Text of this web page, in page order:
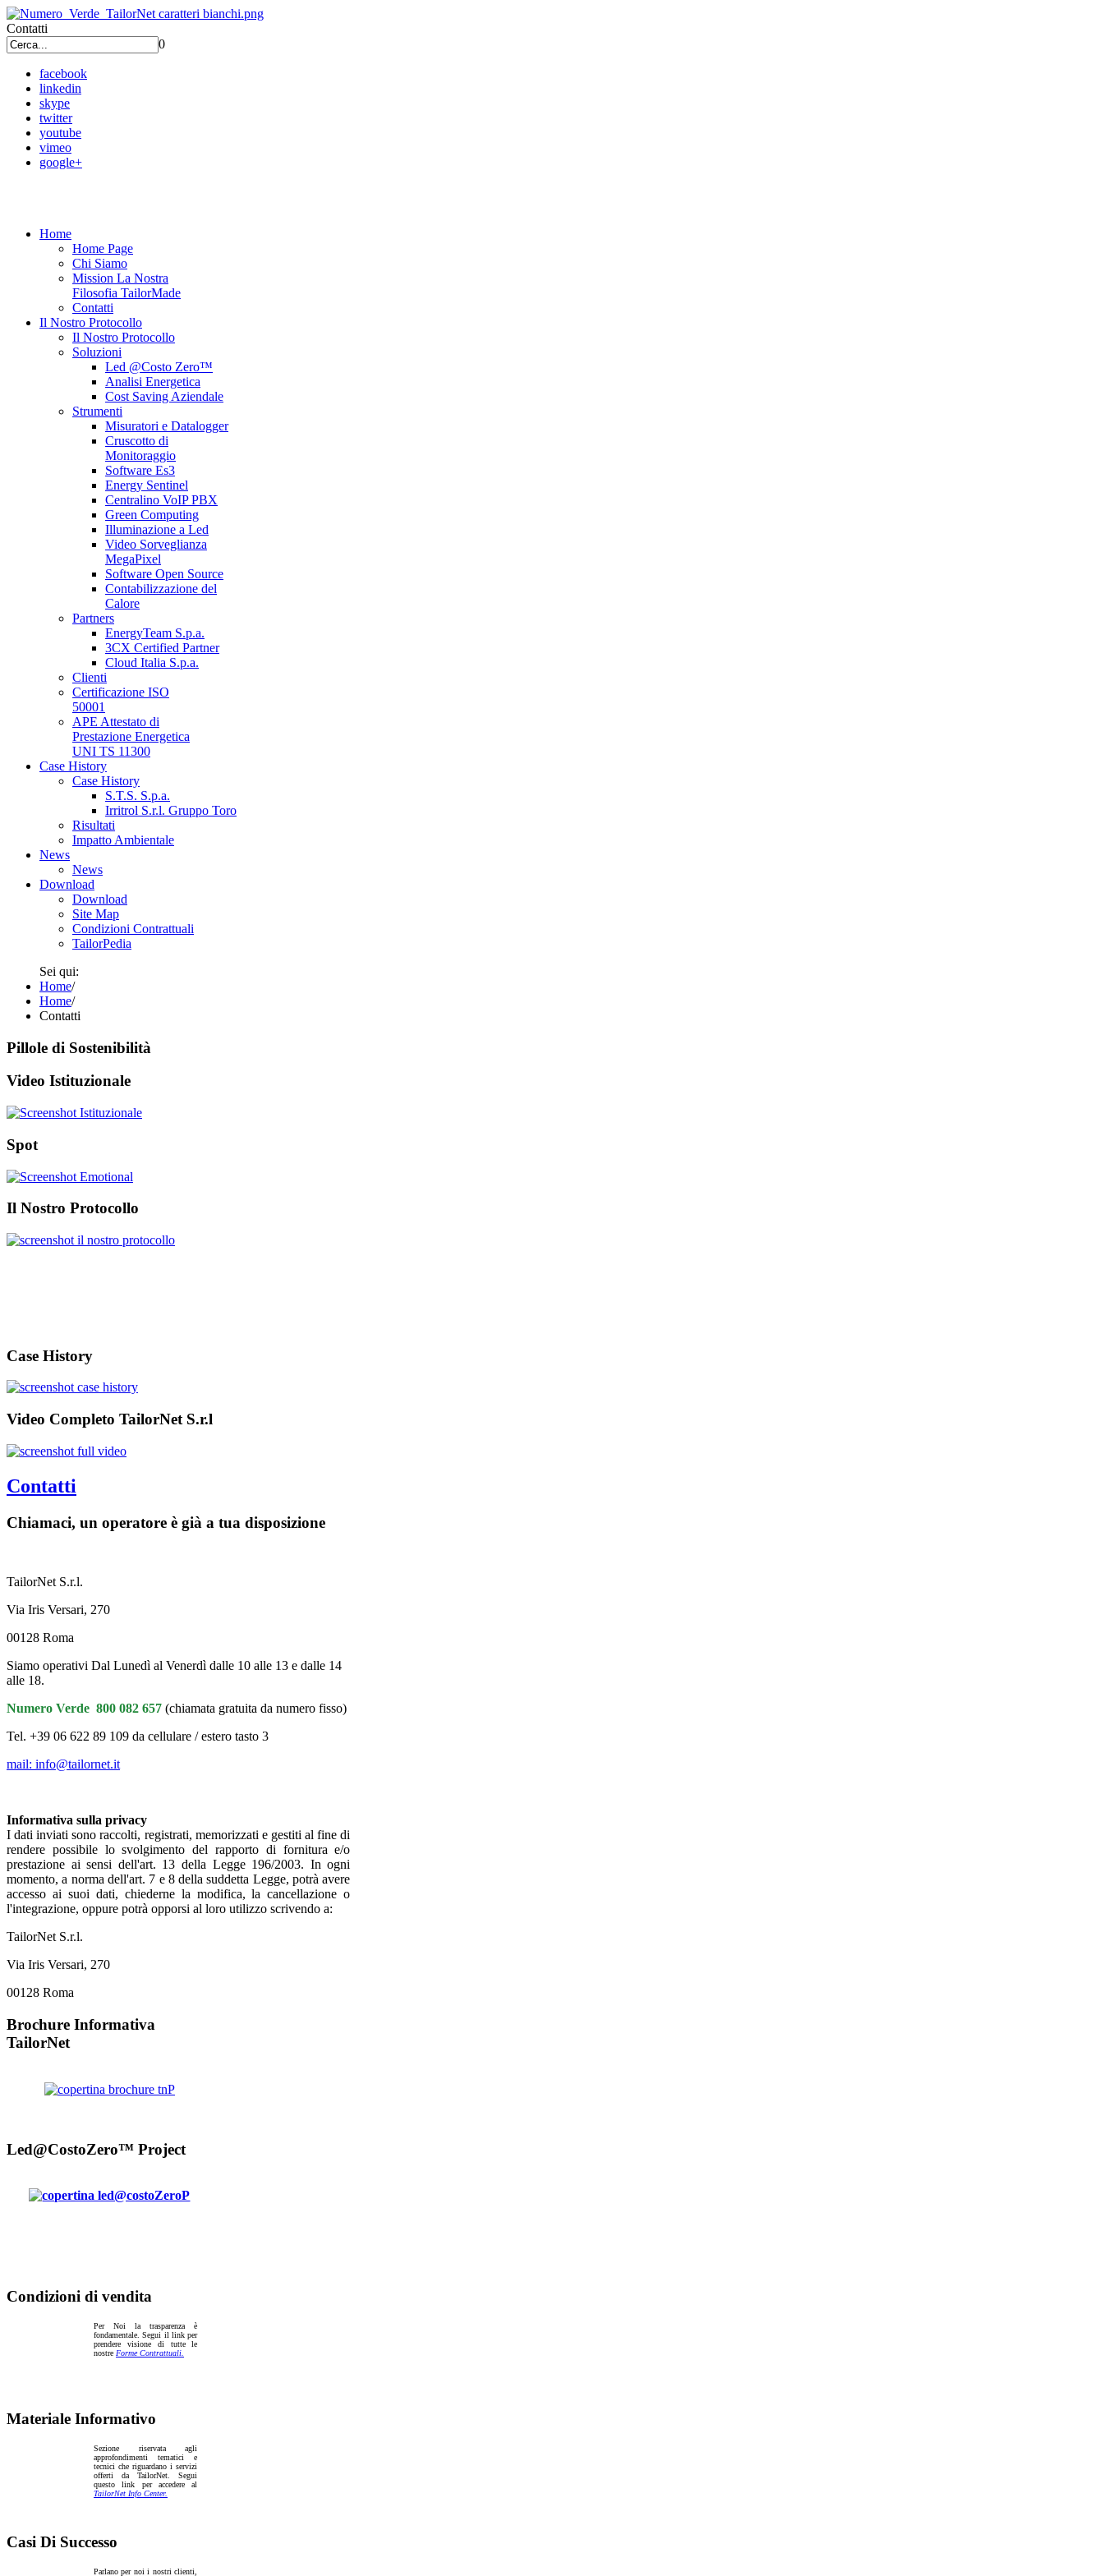
Contatti
0
facebook
linkedin
skype
twitter
youtube
vimeo
google+
Home
Home Page
Chi Siamo
Mission La Nostra
Filosofia TailorMade
Contatti
Il Nostro Protocollo
Il Nostro Protocollo
Soluzioni
Led @Costo Zero™
Analisi Energetica
Cost Saving Aziendale
Strumenti
Misuratori e Datalogger
Cruscotto di
Monitoraggio
Software Es3
Energy Sentinel
Centralino VoIP PBX
Green Computing
Illuminazione a Led
Video Sorveglianza
MegaPixel
Software Open Source
Contabilizzazione del
Calore
Partners
EnergyTeam S.p.a.
3CX Certified Partner
Cloud Italia S.p.a.
Clienti
Certificazione ISO
50001
APE Attestato di
Prestazione Energetica
UNI TS 11300
Case History
Case History
S.T.S. S.p.a.
Irritrol S.r.l. Gruppo Toro
Risultati
Impatto Ambientale
News
News
Download
Download
Site Map
Condizioni Contrattuali
TailorPedia
Sei qui:
Home/
Home/
Contatti
Pillole di Sostenibilità
Video Istituzionale
Spot
Il Nostro Protocollo
Case History
Video Completo TailorNet S.r.l
Contatti
Chiamaci, un operatore è già a tua disposizione
TailorNet S.r.l.
Via Iris Versari, 270
00128 Roma
Siamo operativi Dal Lunedì al Venerdì dalle 10 alle 13 e dalle 14
alle 18.
Numero Verde 800 082 657 (chiamata gratuita da numero fisso)
Tel. +39 06 622 89 109 da cellulare / estero tasto 3
mail: info@tailornet.it
Informativa sulla privacy
I dati inviati sono raccolti, registrati, memorizzati e gestiti al fine di
rendere possibile lo svolgimento del rapporto di fornitura e/o
prestazione ai sensi dell'art. 13 della Legge 196/2003. In ogni
momento, a norma dell'art. 7 e 8 della suddetta Legge, potrà avere
accesso ai suoi dati, chiederne la modifica, la cancellazione o
l'integrazione, oppure potrà opporsi al loro utilizzo scrivendo a:
TailorNet S.r.l.
Via Iris Versari, 270
00128 Roma
Brochure Informativa
TailorNet
Led@CostoZero™ Project
Condizioni di vendita
Per Noi la trasparenza è
fondamentale. Segui il link per
prendere visione di tutte le
nostre Forme Contrattuali.
Materiale Informativo
Sezione riservata agli
approfondimenti tematici e
tecnici che riguardano i servizi
offerti da TailorNet. Segui
questo link per accedere al
TailorNet Info Center.
Casi Di Successo
Parlano per noi i nostri clienti,